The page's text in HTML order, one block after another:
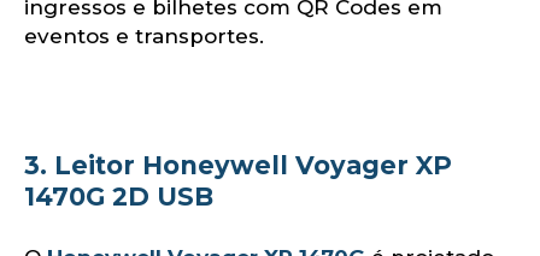
ingressos e bilhetes com QR Codes em
eventos e transportes.​
3. Leitor Honeywell Voyager XP
1470G 2D USB